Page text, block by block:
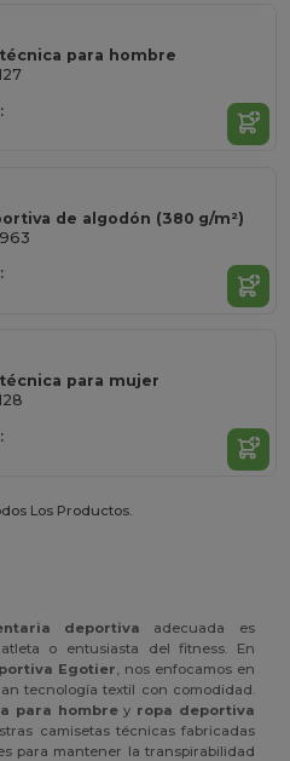
para hombre
de algodón (380 g/m²)
para mujer
Los Productos.
deportiva adecuada es
o entusiasta del fitness. En
Egotier, nos enfocamos en
tecnología textil con comodidad.
para hombrey ropa deportiva
camisetas técnicas fabricadas
para mantener la transpirabilidad